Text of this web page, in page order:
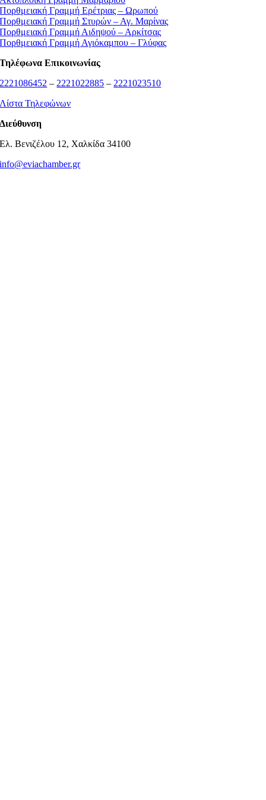
Πορθμειακή Γραμμή Ερέτριας – Ωρωπού
Πορθμειακή Γραμμή Στυρών – Αγ. Μαρίνας
Πορθμειακή Γραμμή Αιδηψού – Αρκίτσας
Πορθμειακή Γραμμή Αγιόκαμπου – Γλύφας
Τηλέφωνα Επικοινωνίας
2221086452 – 2221022885 – 2221023510
Λίστα Τηλεφώνων
Διεύθυνση
Ελ. Βενιζέλου 12, Χαλκίδα 34100
info@eviachamber.gr